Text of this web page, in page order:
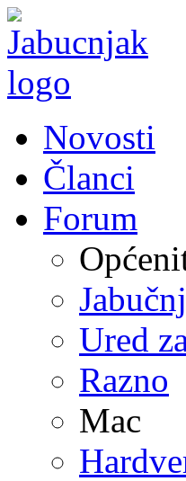
Novosti
Članci
Forum
Ured
Razno
Mac